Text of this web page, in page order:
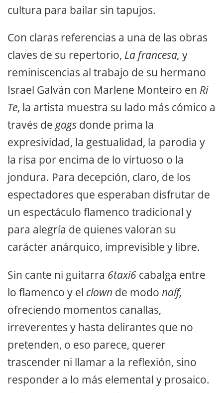
cultura para bailar sin tapujos.
Con claras referencias a una de las obras
claves de su repertorio, La francesa, y
reminiscencias al trabajo de su hermano
Israel Galván con Marlene Monteiro en Ri
Te, la artista muestra su lado más cómico a
través degags donde prima la
expresividad, la gestualidad, la parodia y
la risa por encima de lo virtuoso o la
jondura. Para decepción, claro, de los
espectadores que esperaban disfrutar de
un espectáculo flamenco tradicional y
para alegría de quienes valoran su
carácter anárquico, imprevisible y libre.
Sin cante ni guitarra 6taxi6 cabalga entre
lo flamenco y el clown de modo naíf,
ofreciendo momentos canallas,
irreverentes y hasta delirantes que no
pretenden, o eso parece, querer
trascender ni llamar a la reflexión, sino
responder a lo más elemental y prosaico.